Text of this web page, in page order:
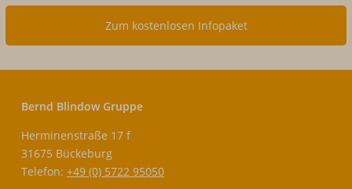
Zum kostenlosen Infopaket
Bernd Blindow Gruppe
Herminenstraße 17 f
31675 Bückeburg
Telefon: +49 (0) 5722 95050